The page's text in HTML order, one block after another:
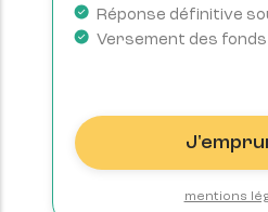
Réponse définitive
Versement des
mentions